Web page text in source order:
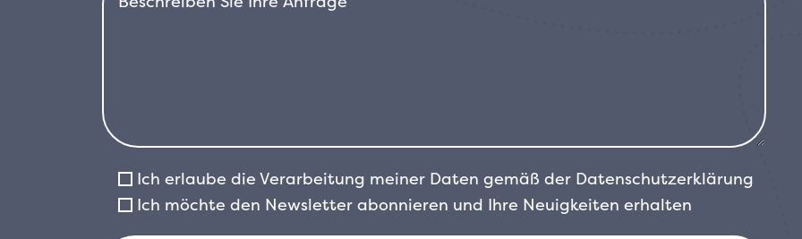
Ich erlaube die Verarbeitung meiner Daten gemäß der Datenschutzerklärung
Ich möchte den Newsletter abonnieren und Ihre Neuigkeiten erhalten